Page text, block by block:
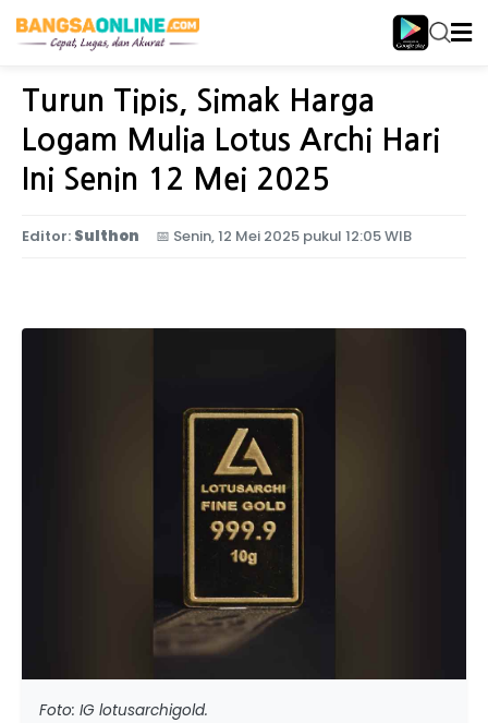
Home Ekonomi
Turun Tipis, Simak Harga
Logam Mulia Lotus Archi Hari
Ini Senin 12 Mei 2025
Editor: Sulthon 📅 Senin, 12 Mei 2025 pukul 12:05 WIB
Foto: IG lotusarchigold.